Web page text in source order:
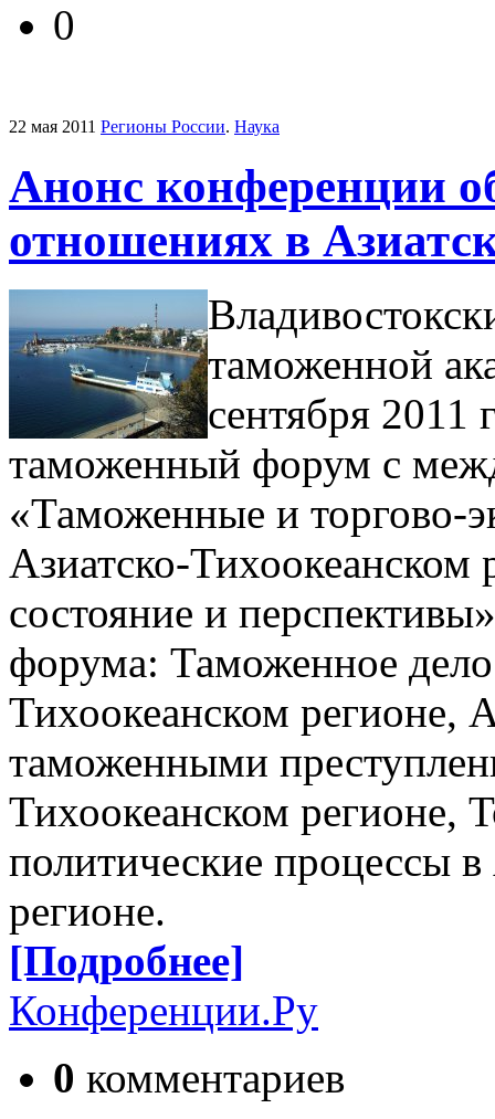
0
22 мая 2011 Регионы России. Наука
Анонс конференции
отношениях в
таможенной
сентября 2011
таможенный форум с
«Таможенные и торгово-
Азиатско-Тихоокеанском
состояние и
форума: Таможенное
Тихоокеанском регионе,
таможенными
Тихоокеанском регионе,
политические процессы
регионе.
[Подробнее]
Конференции.Ру
0 комментариев